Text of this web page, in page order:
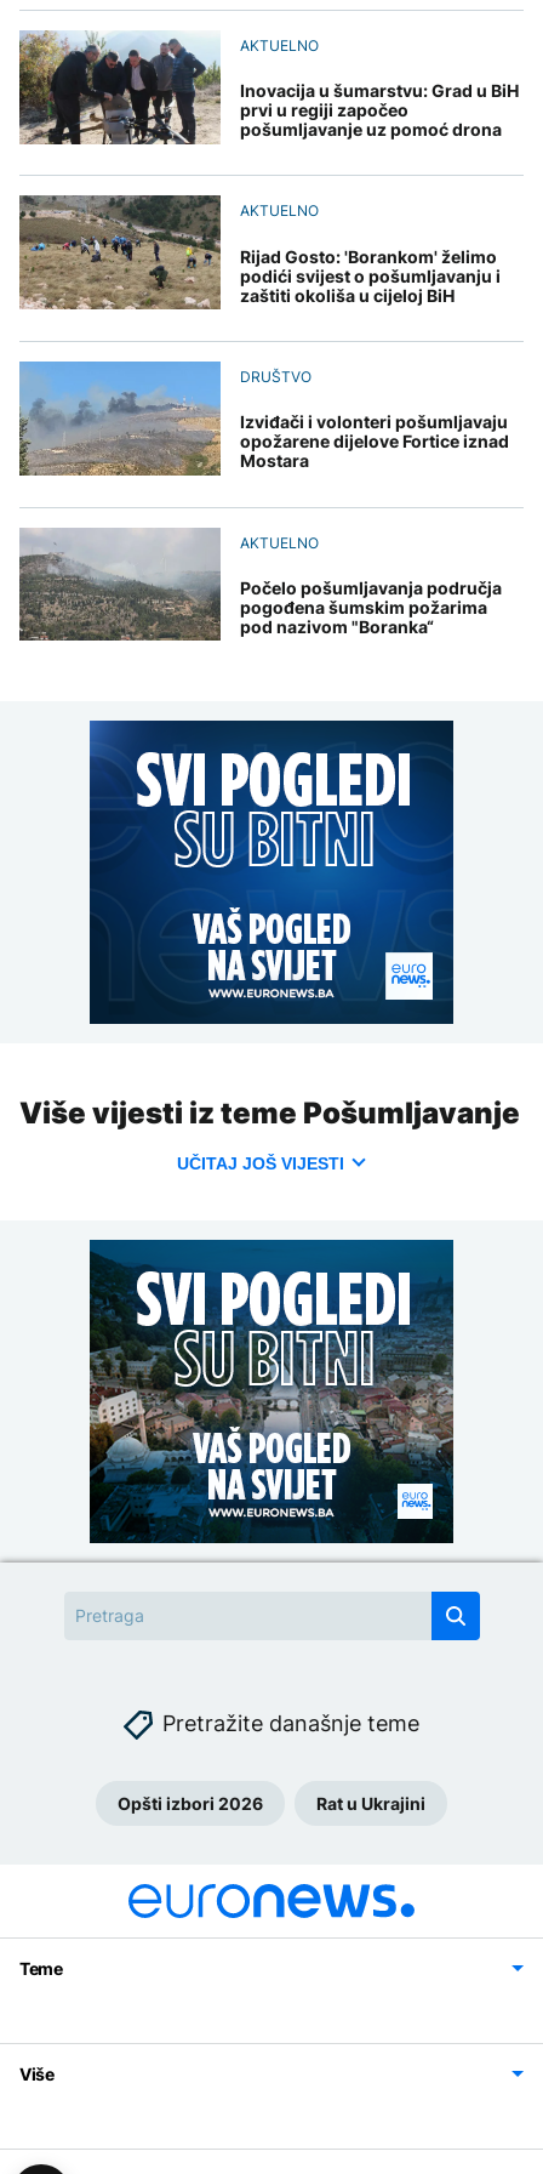
AKTUELNO
U institucije BiH stigao
agreman: Ronald
Johnson bi uskoro
ambasador SAD u BiH
AKTUELNO
Objavljeni novi detalji
Povrijeđeno 25 osoba
Netanyahu odbacio
poručio da "nema
AKTUELNO
podaci: Seuta postaje
regrutaciju džihadista
sve stiže za besplatne i
plaćene naloge
ZANIMLJIVOSTI
prijeti sušama,
poplavama i glađu širom
KULTURA
prodaja ulaznica za 32.
Sarajevo Film Festival
AKTUELNO
Inovacija u šumarstvu: Grad u BiH
prvi u regiji započeo
pošumljavanje uz pomoć drona
AKTUELNO
Rijad Gosto: 'Borankom' želimo
podići svijest o pošumljavanju i
zaštiti okoliša u cijeloj BiH
DRUŠTVO
Izviđači i volonteri pošumljavaju
opožarene dijelove Fortice iznad
Mostara
AKTUELNO
Počelo pošumljavanja područja
pogođena šumskim požarima
pod nazivom "Boranka“
Više vijesti iz teme Pošumljavanje
UČITAJ JOŠ VIJESTI
Pretražite današnje teme
Opšti izbori 2026 Rat u Ukrajini
Teme
Svijet
Sport
Magazin
Više
Politika privatnosti
Uslovi korišćenja